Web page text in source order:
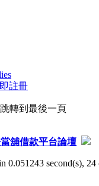
註冊
轉到最後一頁
舖借款平台論壇
0.051243 second(s), 24